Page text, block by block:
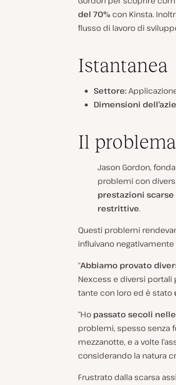
del 70% con Kinsta.
flusso di lavoro di
Istantanea
Settore:
Dimensioni
Il problema
Jason Gordon,
problemi con
prestazioni scarse
restrittive.
Questi problemi
influivano
“Abbiamo provato
Nexcess e diversi portali
tante con loro ed è stato
“Ho passato secoli
problemi, spesso senza
mezzanotte, e a volte
considerando la natura
Frustrato dalla scarsa